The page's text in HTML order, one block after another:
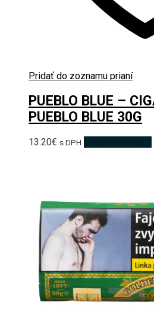
Pridať do zoznamu prianí
PUEBLO BLUE –
PUEBLO BLUE 30G
13.20€ s DPH